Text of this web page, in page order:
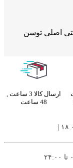
اصلی توسن
ارسال کالا 3 ساعت ,
48 ساعت